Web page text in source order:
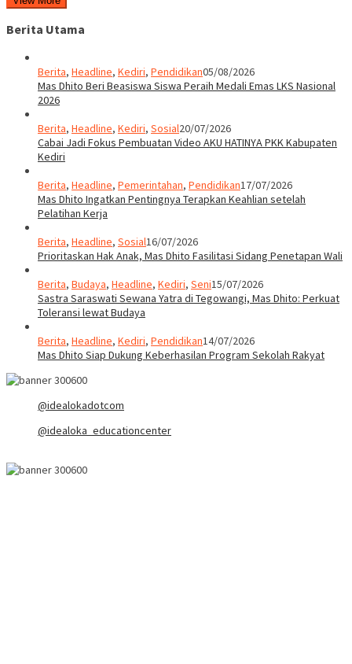
Berita Utama
Berita, Headline, Kediri, Pendidikan05/08/2026
Mas Dhito Beri Beasiswa Siswa Peraih Medali Emas LKS Nasional
2026
Berita, Headline, Kediri, Sosial20/07/2026
Cabai Jadi Fokus Pembuatan Video AKU HATINYA PKK Kabupaten
Kediri
Berita, Headline, Pemerintahan, Pendidikan17/07/2026
Mas Dhito Ingatkan Pentingnya Terapkan Keahlian setelah
Pelatihan Kerja
Berita, Headline, Sosial16/07/2026
Prioritaskan Hak Anak, Mas Dhito Fasilitasi Sidang Penetapan Wali
Berita, Budaya, Headline, Kediri, Seni15/07/2026
Sastra Saraswati Sewana Yatra di Tegowangi, Mas Dhito: Perkuat
Toleransi lewat Budaya
Berita, Headline, Kediri, Pendidikan14/07/2026
Mas Dhito Siap Dukung Keberhasilan Program Sekolah Rakyat
@idealokadotcom
@idealoka_educationcenter